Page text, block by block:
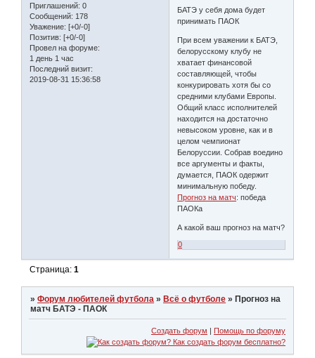
Приглашений: 0
Сообщений: 178
Уважение: [+0/-0]
Позитив: [+0/-0]
Провел на форуме:
1 день 1 час
Последний визит:
2019-08-31 15:36:58
БАТЭ у себя дома будет
принимать ПАОК
При всем уважении к БАТЭ,
белорусскому клубу не
хватает финансовой
составляющей, чтобы
конкурировать хотя бы со
средними клубами Европы.
Общий класс исполнителей
находится на достаточно
невысоком уровне, как и в
целом чемпионат
Белоруссии. Собрав воедино
все аргументы и факты,
думается, ПАОК одержит
минимальную победу.
Прогноз на матч: победа
ПАОКа
А какой ваш прогноз на матч?
0
Страница:1
»Форум любителей футбола »Всё о футболе »Прогноз на
матч БАТЭ - ПАОК
Создать форум | Помощь по форуму